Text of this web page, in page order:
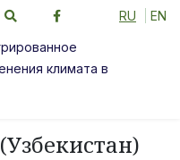
RU EN
климата в